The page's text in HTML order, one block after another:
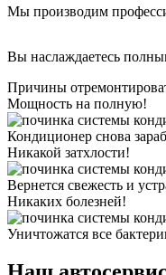
Мы производим
Вы наслаждаетесь
Причины
Мощность на полную!
Кондиционер снова
Никакой затхлости!
Вернется свежесть и
Никаких болезней!
Уничтожатся все